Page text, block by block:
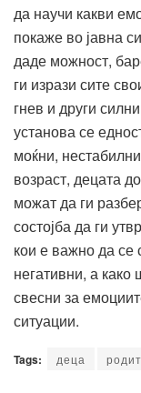
да научи какви
покаже во јавна
даде можност,
ги изрази сите
гнев и други
установа се
моќни,
возраст, децата
можат да ги
состојба да ги
кои е важно да се
негативни, а како
свесни за
ситуации.
Tags: деца